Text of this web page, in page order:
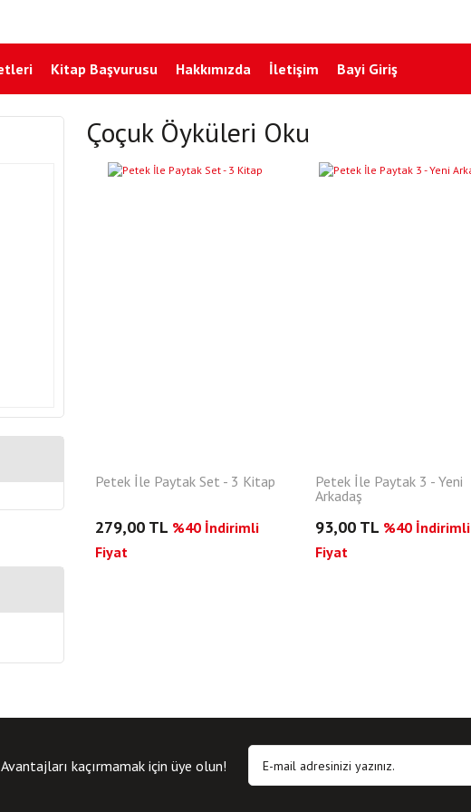
Kitap Başvurusu Hakkımızda İletişim Bayi Giriş
Çoçuk Öyküleri Oku
Petek İle Paytak Set - 3 Kitap
279,00 TL %40 İndirimli
Fiyat
Petek İle Paytak 3 - Yeni
Arkadaş
93,00 TL %40 İndirimli
Fiyat
Avantajları kaçırmamak için üye olun!